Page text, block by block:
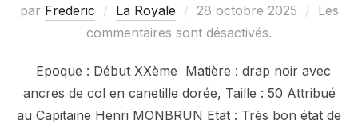
par Frederic La Royale
Publié
le
28 octobre 2025
Les
commentaires sont désactivés.
Epoque : Début XXème Matière : drap noir avec
ancres de col en canetille dorée, Taille : 50 Attribué
au Capitaine Henri MONBRUN Etat : Très bon état de